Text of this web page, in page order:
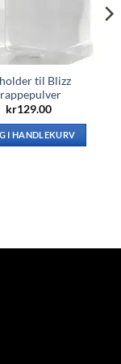
til Blizz
kr129.00
I HANDLEKURV